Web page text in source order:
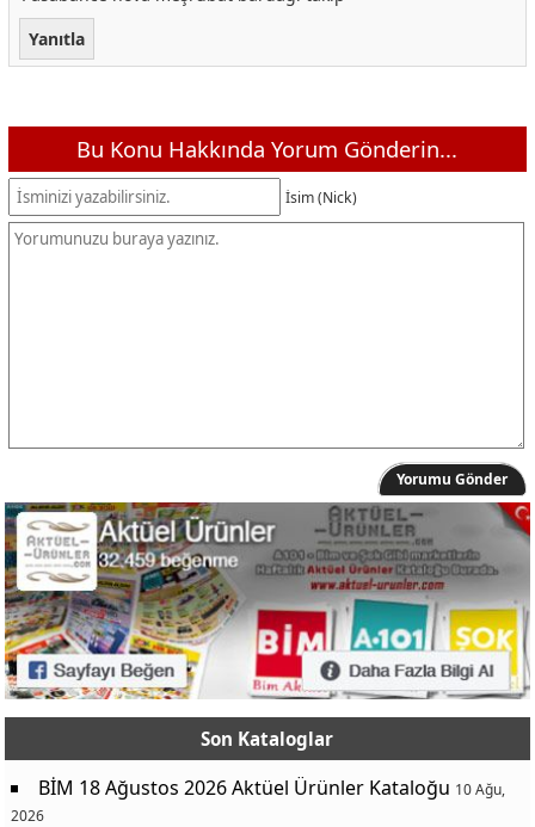
Yanıtla
Bu Konu Hakkında Yorum Gönderin...
İsim (Nick)
Yorumu Gönder
Son Kataloglar
BİM 18 Ağustos 2026 Aktüel Ürünler Kataloğu 10 Ağu,
2026